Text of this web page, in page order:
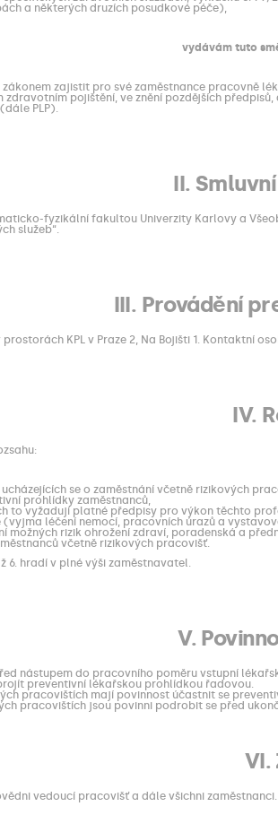
a některých druzích posudkové péče),
vydávám tuto
zajistit pro své zaměstnance pracovně
zdravotním pojištění, ve znění pozdějších
PLP).
II.
fyzikální fakultou Univerzity Karlovy a
služeb“.
III. Provádění
KPL v Praze 2, Na Bojišti 1. Kontaktní
IV.
se o zaměstnání včetně rizikových
prohlídky zaměstnanců,
to vyžadují platné předpisy pro výkon těchto
léčení nemocí, pracovních úrazů a
možných rizik ohrožení zdraví, poradenská a
včetně rizikových pracovišť.
6. hradí v plné výši zaměstnavatel.
V.
nástupem do pracovního poměru vstupní
preventivní lékařskou prohlídkou řadovou.
pracovištích mají povinnost účastnit se
pracovištích jsou povinni podrobit se před
VI.
vedoucí pracovišť a dále všichni zaměstnanci.